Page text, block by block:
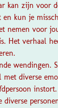
kan zijn voor
kun je
nemen voor
Het verhaal
wendingen.
diverse